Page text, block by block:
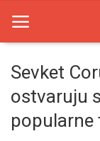
Home
Novosti
Sevket
ostvaruju
popularne